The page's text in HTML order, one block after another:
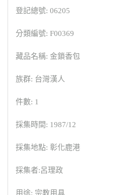
登記總號: 06205
分類編號: F00369
藏品名稱: 金鎖香包
族群: 台灣漢人
件數: 1
採集時間: 1987/12
採集地點: 彰化鹿港
採集者:呂理政
用途: 宗教用具